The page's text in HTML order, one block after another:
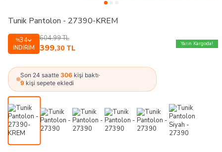
Tunik Pantolon - 27390-KREM
%34
İNDIRIM
604,99TL
399,30 TL
Yarın Kargoda!
Son 24 saatte 306 kişi baktı·
9 kişi sepete ekledi